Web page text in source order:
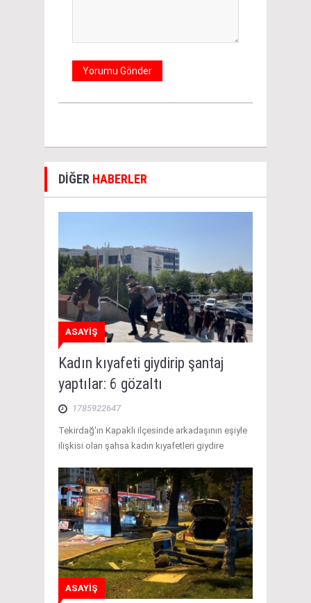
DİĞER HABERLER
ASAYİŞ
Kadın kıyafeti giydirip şantaj
yaptılar: 6 gözaltı
1785922647
Tekirdağ'ın Kapaklı ilçesinde arkadaşının eşiyle
ilişkisi olan şahsa kadın kıyafetleri giydire
ASAYİŞ